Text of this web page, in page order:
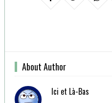
About Author
Ici et Là-Bas